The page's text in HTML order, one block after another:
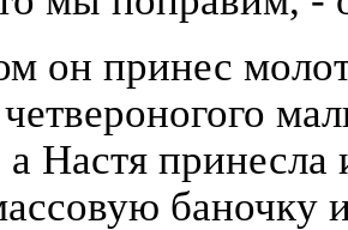
он принес
а Настя
баночку